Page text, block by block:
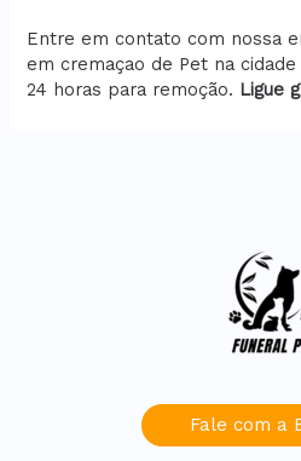
Entre em contato com nossa
em cremaçao de Pet na cidade
24 horas para remoção. Ligue
Fale com a